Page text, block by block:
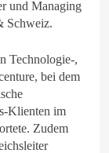
und Managing
Schweiz.
Technologie-,
bei dem
Klienten im
Zudem